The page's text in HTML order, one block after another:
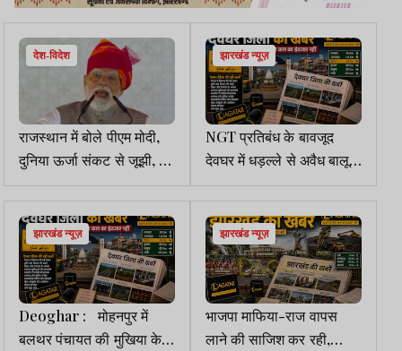
देश-विदेश
राजस्थान में बोले पीएम मोदी,
दुनिया ऊर्जा संकट से जूझी, पर
भारत ने सही रणनीति से हालात
संभाले
झारखंड न्यूज़
NGT प्रतिबंध के बावजूद
देवघर में धड़ल्ले से अवैध बालू
खनन, खनन पदाधिकारी पर
संरक्षण देने के आरोप
झारखंड न्यूज़
Deoghar : मोहनपुर में
बलथर पंचायत की मुखिया के
झारखंड न्यूज़
भाजपा माफिया-राज वापस
लाने की साजिश कर रही,